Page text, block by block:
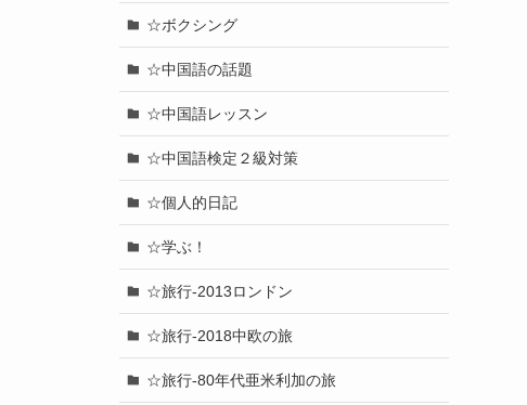
☆ボクシング
☆中国語の話題
☆中国語レッスン
☆中国語検定２級対策
☆個人的日記
☆学ぶ！
☆旅行-2013ロンドン
☆旅行-2018中欧の旅
☆旅行-80年代亜米利加の旅